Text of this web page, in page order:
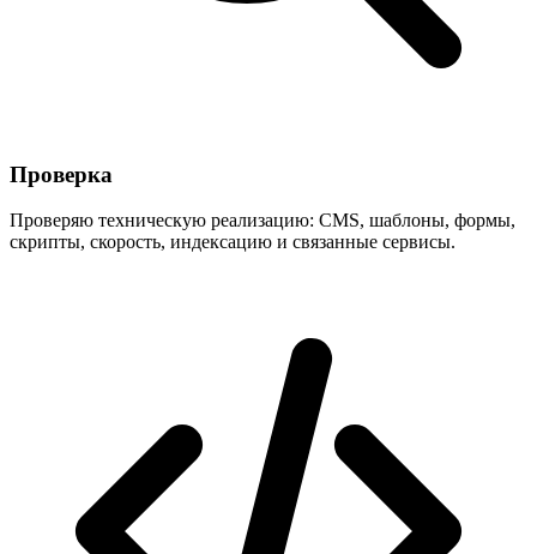
Проверка
Проверяю техническую реализацию: CMS, шаблоны, формы,
скрипты, скорость, индексацию и связанные сервисы.